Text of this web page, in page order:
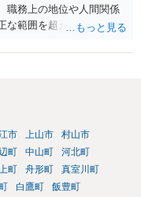
職務上の地位や人間関係
な範囲を超えて、精神
証拠に基づいて、子細な
なり詳しく、上記に関係
的に正確に分析してもら
市 上山市
村山市
町 中山町
河北町
町 舟形町
真室川町
白鷹町
飯豊町